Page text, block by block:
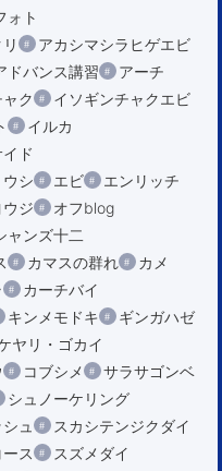
ォト
アカシマシラヒゲエビ
ドバンス講習
アーチ
ク
イソギンチャクエビ
イルカ
ド
シ エビ
エンリッチ
ジ
オフblog
ャンズ十二
カマスの群れ
カメ
カーチバイ
キンメモドキ
ギンガハゼ
ヤリ・ゴカイ
コブシメ
サラサゴンベ
シュノーケリング
ュ
スカシテンジクダイ
ス
スズメダイ